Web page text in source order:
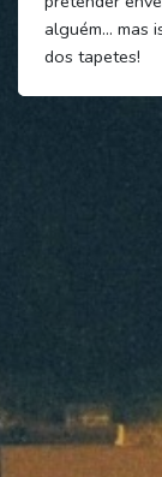
alguém… mas
dos tapetes!